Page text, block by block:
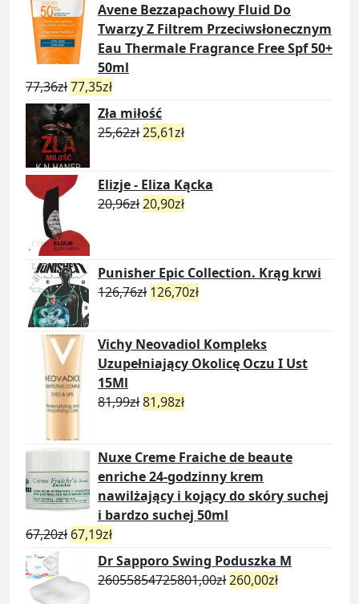
Avene Bezzapachowy Fluid Do
Twarzy Z Filtrem Przeciwsłonecznym
Eau Thermale Fragrance Free Spf 50+
50ml
77,36zł77,35zł
Zła miłość
25,62zł25,61zł
Elizje - Eliza Kącka
20,96zł20,90zł
Punisher Epic Collection. Krąg krwi
126,76zł 126,70zł
Vichy Neovadiol Kompleks
Uzupełniający Okolicę Oczu I Ust
15Ml
81,99zł81,98zł
Nuxe Creme Fraiche de beaute
enriche 24-godzinny krem
nawilżający i kojący do skóry suchej
i bardzo suchej 50ml
67,20zł 67,19zł
Dr Sapporo Swing Poduszka M
26055854725801,00zł260,00zł